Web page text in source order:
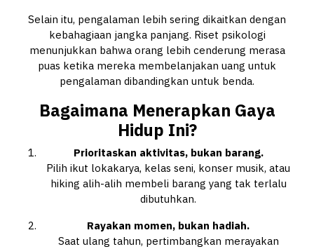
Selain itu, pengalaman lebih sering dikaitkan dengan
kebahagiaan jangka panjang. Riset psikologi
menunjukkan bahwa orang lebih cenderung merasa
puas ketika mereka membelanjakan uang untuk
pengalaman dibandingkan untuk benda.
Bagaimana Menerapkan Gaya
Hidup Ini?
Prioritaskan aktivitas, bukan barang.
Pilih ikut lokakarya, kelas seni, konser musik, atau
hiking alih-alih membeli barang yang tak terlalu
dibutuhkan.
Rayakan momen, bukan hadiah.
Saat ulang tahun, pertimbangkan merayakan